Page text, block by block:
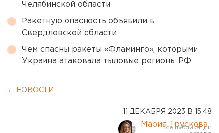
Челябинской области
Ракетную опасность объявили в
Свердловской области
Чем опасны ракеты «Фламинго», которыми
Украина атаковала тыловые регионы РФ
← НОВОСТИ
11 ДЕКАБРЯ 2023 В 15:48
Мария Трускова